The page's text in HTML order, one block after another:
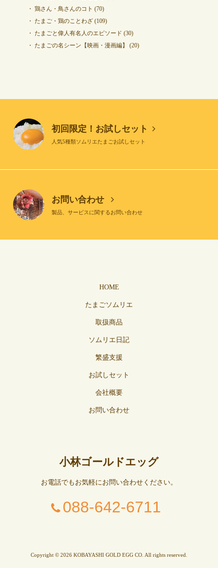
鶏さん・鳥さんのコト (70)
たまご・鶏のことわざ(109)
たまごと偉人有名人のエピソード (30)
たまごの名シーン【映画・漫画編】
(20)
初回限定！お試しセット
人気5種類ソムリエたまごお試しセット
お問い合わせ
製品、サービスに関するお問い合わせ
HOME
たまごソムリエ
取扱商品
ソムリエ日記
繁盛支援
お試しセット
会社概要
お問い合わせ
小林ゴールドエッグ
お電話でもお気軽にお問い合わせください。
088-642-6711
Copyright © 2026 KOBAYASHI GOLD EGG CO. All rights reserved.